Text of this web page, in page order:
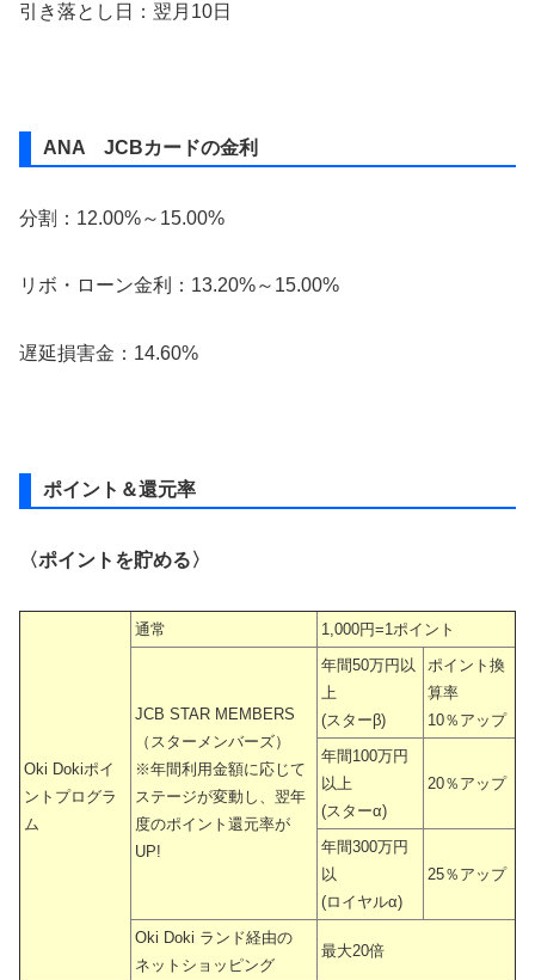
引き落とし日：翌月10日
ANA JCBカードの金利
分割：12.00%～15.00%
リボ・ローン金利：13.20%～15.00%
遅延損害金：14.60%
ポイント＆還元率
〈ポイントを貯める〉
Oki Dokiポイ
ントプログラ
ム
通常 1,000円=1ポイント
JCB STAR MEMBERS
（スターメンバーズ）
※年間利用金額に応じて
ステージが変動し、翌年
度のポイント還元率が
UP!
年間50万円以
上
(スターβ)
ポイント換
算率
10％アップ
年間100万円
以上
(スターα)
20％アップ
年間300万円
以
(ロイヤルα)
25％アップ
Oki Doki ランド経由の
ネットショッピング
最大20倍